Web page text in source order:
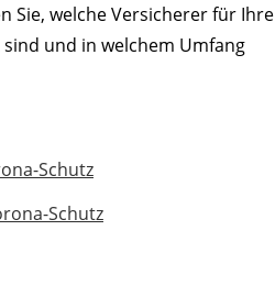
Sie, welche Versicherer für Ihre
und in welchem Umfang
Schutz
Schutz